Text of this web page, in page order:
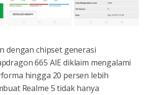
dengan chipset generasi
665 AIE diklaim mengalami
hingga 20 persen lebih
Realme 5 tidak hanya